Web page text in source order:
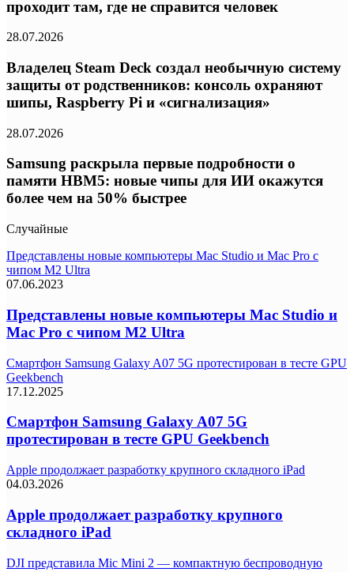
проходит там, где не справится человек
28.07.2026
Владелец Steam Deck создал необычную систему
защиты от родственников: консоль охраняют
шипы, Raspberry Pi и «сигнализация»
28.07.2026
Samsung раскрыла первые подробности о
памяти HBM5: новые чипы для ИИ окажутся
более чем на 50% быстрее
Случайные
Представлены новые компьютеры Mac Studio и Mac Pro с
чипом M2 Ultra
07.06.2023
Представлены новые компьютеры Mac Studio и
Mac Pro с чипом M2 Ultra
Смартфон Samsung Galaxy A07 5G протестирован в тесте GPU
Geekbench
17.12.2025
Смартфон Samsung Galaxy A07 5G
протестирован в тесте GPU Geekbench
Apple продолжает разработку крупного складного iPad
04.03.2026
Apple продолжает разработку крупного
складного iPad
DJI представила Mic Mini 2 — компактную беспроводную